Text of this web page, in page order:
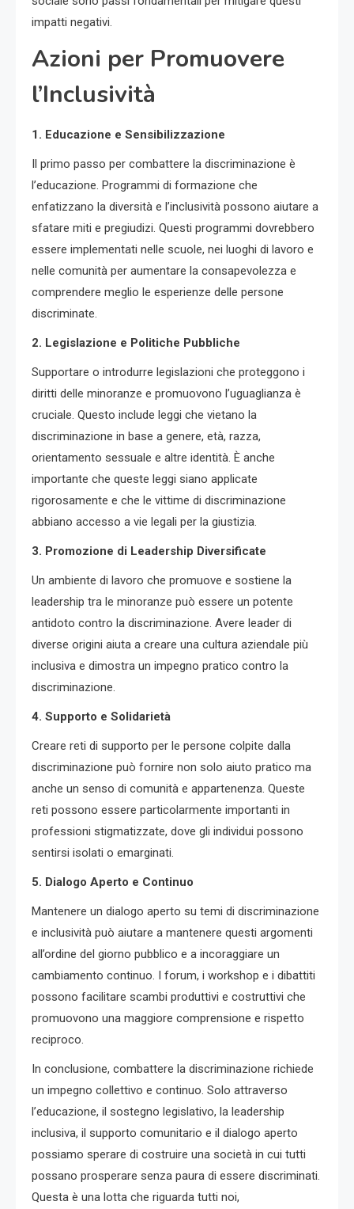
impatti negativi.
Azioni per Promuovere
l’Inclusività
1. Educazione e Sensibilizzazione
Il primo passo per combattere la discriminazione è
l’educazione. Programmi di formazione che
enfatizzano la diversità e l’inclusività possono aiutare a
sfatare miti e pregiudizi. Questi programmi dovrebbero
essere implementati nelle scuole, nei luoghi di lavoro e
nelle comunità per aumentare la consapevolezza e
comprendere meglio le esperienze delle persone
discriminate.
2. Legislazione e Politiche Pubbliche
Supportare o introdurre legislazioni che proteggono i
diritti delle minoranze e promuovono l’uguaglianza è
cruciale. Questo include leggi che vietano la
discriminazione in base a genere, età, razza,
orientamento sessuale e altre identità. È anche
importante che queste leggi siano applicate
rigorosamente e che le vittime di discriminazione
abbiano accesso a vie legali per la giustizia.
3. Promozione di Leadership Diversificate
Un ambiente di lavoro che promuove e sostiene la
leadership tra le minoranze può essere un potente
antidoto contro la discriminazione. Avere leader di
diverse origini aiuta a creare una cultura aziendale più
inclusiva e dimostra un impegno pratico contro la
discriminazione.
4. Supporto e Solidarietà
Creare reti di supporto per le persone colpite dalla
discriminazione può fornire non solo aiuto pratico ma
anche un senso di comunità e appartenenza. Queste
reti possono essere particolarmente importanti in
professioni stigmatizzate, dove gli individui possono
sentirsi isolati o emarginati.
5. Dialogo Aperto e Continuo
Mantenere un dialogo aperto su temi di discriminazione
e inclusività può aiutare a mantenere questi argomenti
all’ordine del giorno pubblico e a incoraggiare un
cambiamento continuo. I forum, i workshop e i dibattiti
possono facilitare scambi produttivi e costruttivi che
promuovono una maggiore comprensione e rispetto
reciproco.
In conclusione, combattere la discriminazione richiede
un impegno collettivo e continuo. Solo attraverso
l’educazione, il sostegno legislativo, la leadership
inclusiva, il supporto comunitario e il dialogo aperto
possiamo sperare di costruire una società in cui tutti
possano prosperare senza paura di essere discriminati.
Questa è una lotta che riguarda tutti noi,